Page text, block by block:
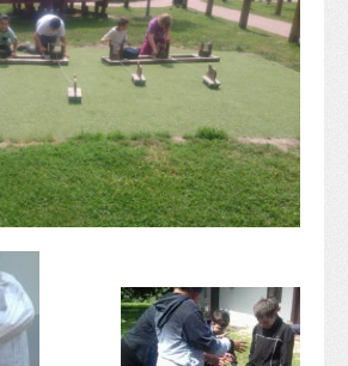
ellenőrzés
2016
pályázat
13/1
12/2